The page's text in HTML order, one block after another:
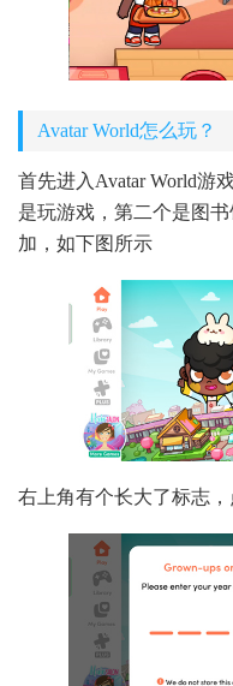
Avatar World怎么玩？
首先进入Avatar World游
是玩游戏，第二个是图
加，如下图所示
右上角有个长大了标志